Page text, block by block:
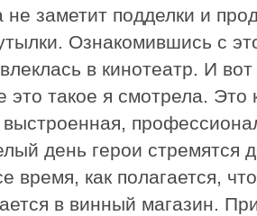
заметит подделки и
Ознакомившись с
в кинотеатр. И
это такое я смотрела. Это
день герои стремятся
время, как полагается,
в винный магазин.